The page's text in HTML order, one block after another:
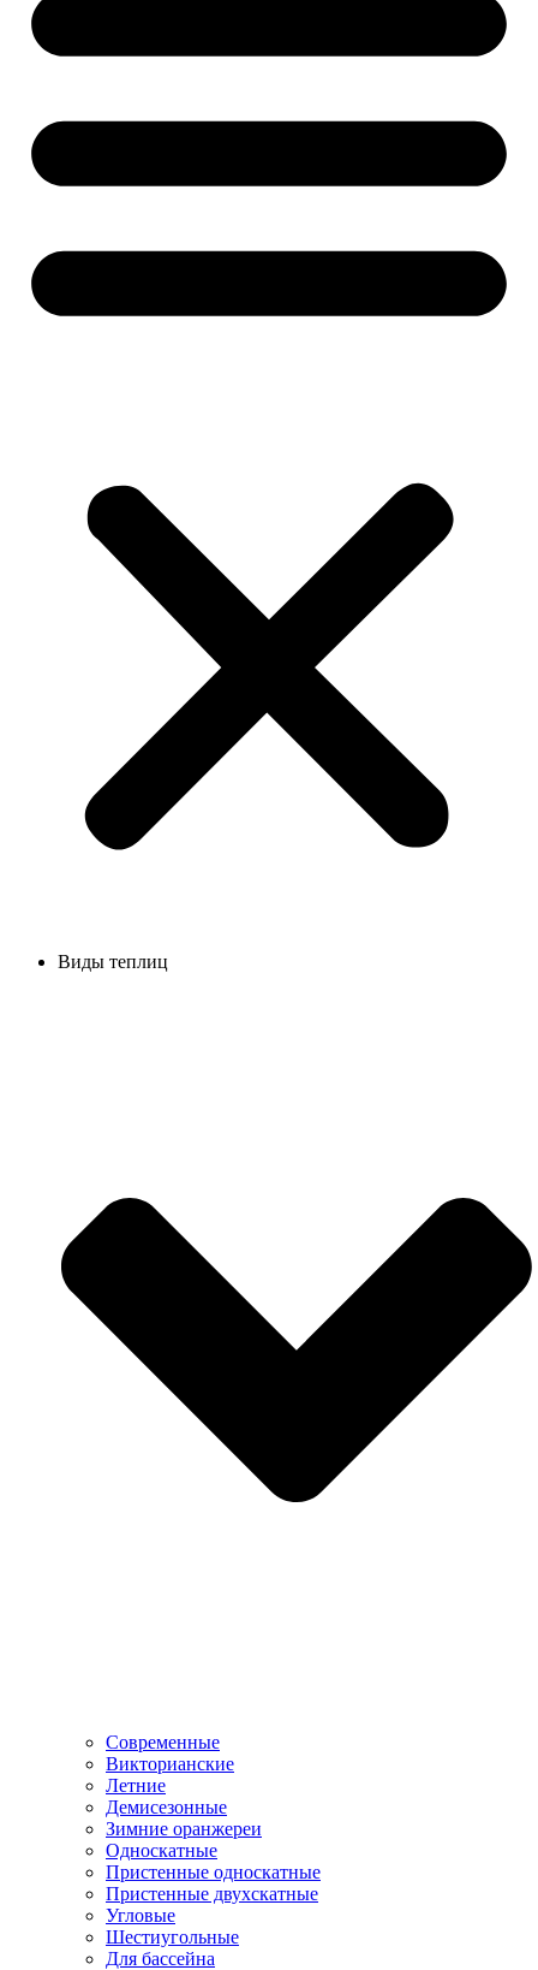
Виды теплиц
Современные
Викторианские
Летние
Демисезонные
Зимние оранжереи
Односкатные
Пристенные односкатные
Пристенные двухскатные
Угловые
Шестиугольные
Для бассейна